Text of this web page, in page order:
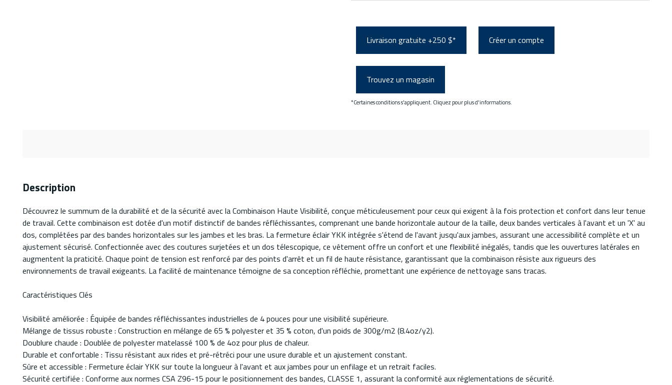
Livraison gratuite +250 $* Créer un compte
Trouvez un magasin
*Certaines conditions s'appliquent. Cliquez pour plus d'informations.
Description
Découvrez le summum de la durabilité et de la sécurité avec la Combinaison Haute Visibilité, conçue méticuleusement pour ceux qui exigent à la fois protection et confort dans leur tenue
de travail. Cette combinaison est dotée d'un motif distinctif de bandes réfléchissantes, comprenant une bande horizontale autour de la taille, deux bandes verticales à l'avant et un 'X' au
dos, complétées par des bandes horizontales sur les jambes et les bras. La fermeture éclair YKK intégrée s'étend de l'avant jusqu'aux jambes, assurant une accessibilité complète et un
ajustement sécurisé. Confectionnée avec des coutures surjetées et un dos télescopique, ce vêtement offre un confort et une flexibilité inégalés, tandis que les ouvertures latérales en
augmentent la praticité. Chaque point de tension est renforcé par des points d'arrêt et un fil de haute résistance, garantissant que la combinaison résiste aux rigueurs des
environnements de travail exigeants. La facilité de maintenance témoigne de sa conception réfléchie, promettant une expérience de nettoyage sans tracas.
Caractéristiques Clés
Visibilité améliorée : Équipée de bandes réfléchissantes industrielles de 4 pouces pour une visibilité supérieure.
Mélange de tissus robuste : Construction en mélange de 65 % polyester et 35 % coton, d'un poids de 300g/m2 (8.4oz/y2).
Doublure chaude : Doublée de polyester matelassé 100 % de 4oz pour plus de chaleur.
Durable et confortable : Tissu résistant aux rides et pré-rétréci pour une usure durable et un ajustement constant.
Sûre et accessible : Fermeture éclair YKK sur toute la longueur à l'avant et aux jambes pour un enfilage et un retrait faciles.
Sécurité certifiée : Conforme aux normes CSA Z96-15 pour le positionnement des bandes, CLASSE 1, assurant la conformité aux réglementations de sécurité.